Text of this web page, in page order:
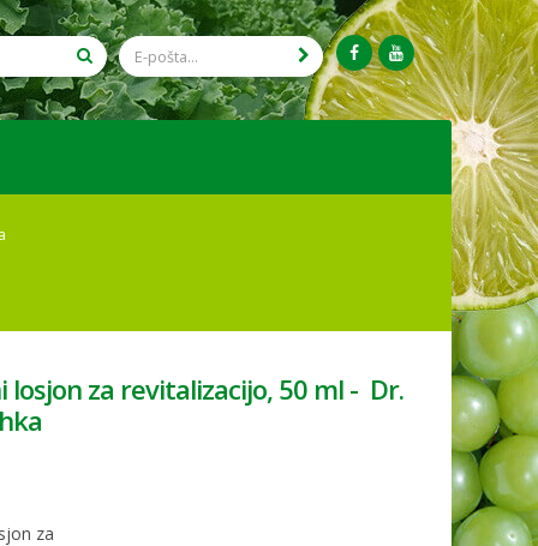
losjon za revitalizacijo, 50 ml - Dr.
za